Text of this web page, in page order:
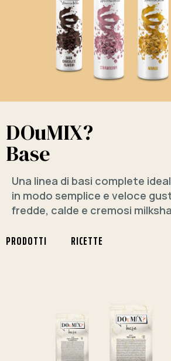
DOuMIX?
Base
Una linea di basi complete
in modo semplice e veloce
fredde, calde e cremosi
PRODOTTI RICETTE